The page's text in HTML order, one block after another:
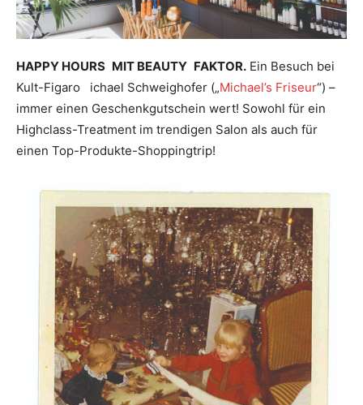
HAPPY HOURS MIT BEAUTY FAKTOR. Ein Besuch bei
Kult-Figaro ichael Schweighofer („Michael’s Friseur“) –
immer einen Geschenkgutschein wert! Sowohl für ein
Highclass-Treatment im trendigen Salon als auch für
einen Top-Produkte-Shoppingtrip!